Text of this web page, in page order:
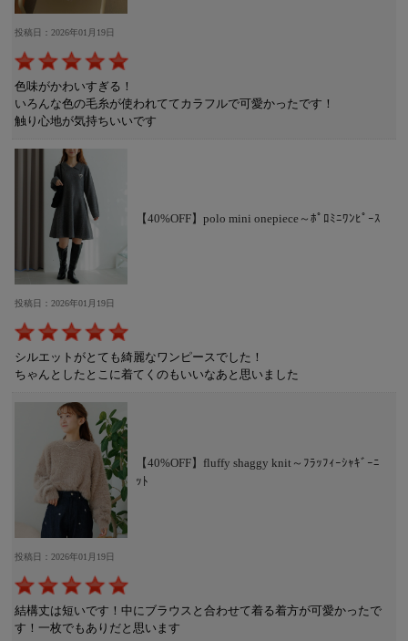
投稿日：2026年01月19日
色味がかわいすぎる！
いろんな色の毛糸が使われててカラフルで可愛かったです！
触り心地が気持ちいいです
【40%OFF】polo mini onepiece～ﾎﾟﾛﾐﾆﾜﾝﾋﾟｰｽ
投稿日：2026年01月19日
シルエットがとても綺麗なワンピースでした！
ちゃんとしたとこに着てくのもいいなあと思いました
【40%OFF】fluffy shaggy knit～ﾌﾗｯﾌｨｰｼｬｷﾞｰﾆ
ｯﾄ
投稿日：2026年01月19日
結構丈は短いです！中にブラウスと合わせて着る着方が可愛かったで
す！一枚でもありだと思います